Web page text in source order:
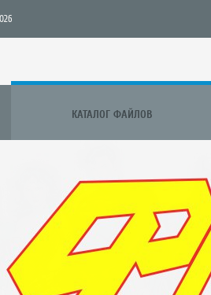
КАТАЛОГ ФАЙЛОВ